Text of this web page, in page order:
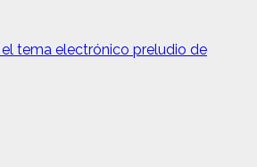
tema electrónico preludio de